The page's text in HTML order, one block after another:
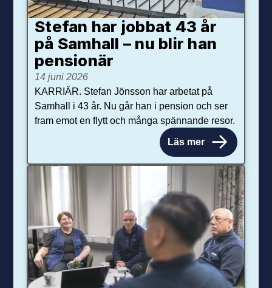
Stefan har jobbat 43 år
på Samhall – nu blir han
pensionär
14 juni 2026
KARRIÄR. Stefan Jönsson har arbetat på
Samhall i 43 år. Nu går han i pension och ser
fram emot en flytt och många spännande resor.
Läs mer